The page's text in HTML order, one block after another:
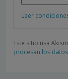
Leer
Este sitio usa
procesan los